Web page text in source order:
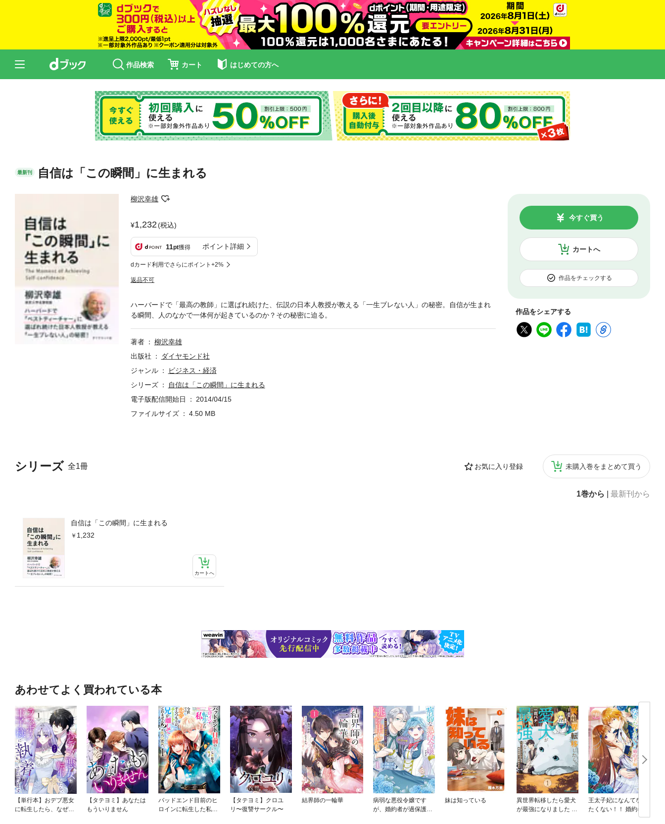
作品検索 カート はじめての方へ
最新刊 自信は「この瞬間」に生まれる
柳沢幸雄
1,232(税込)
11pt獲得 ポイント詳細
dカード利用でさらにポイント+2%
返品不可
カートへ
今すぐ買う
作品をチェックする
作品をシェアする
シリーズ 全1冊 お気に入り登録 未購入巻をまとめて買う
1巻から 最新刊から
自信は「この瞬間」に生まれる
1,232
カートへ
ハーバードで「最高の教師」に選ばれ続けた、伝説の日本人教授が教える「一生ブレない人」の秘密。自信が生まれ
る瞬間、人のなかで一体何が起きているのか？その秘密に迫る。
著者
柳沢幸雄
出版社
ダイヤモンド社
ジャンル
ビジネス・経済
シリーズ
自信は「この瞬間」に生まれる
電子版配信開始日
2014/04/15
ファイルサイズ
4.50 MB
あわせてよく買われている本
【単行本】おデブ悪女
に転生したら、なぜか
【タテヨミ】あなたは
もういりません
バッドエンド目前のヒ
ロインに転生した私、
【タテヨミ】クロユ
リ〜復讐サークル〜
結界師の一輪華
病弱な悪役令嬢です
が、婚約者が過保護す
妹は知っている
異世界転移したら愛犬
が最強になりました ～
王太子妃になんてなり
たくない！！ 婚約者編